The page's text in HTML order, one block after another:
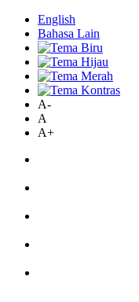
English
Bahasa Lain
A-
A
A+